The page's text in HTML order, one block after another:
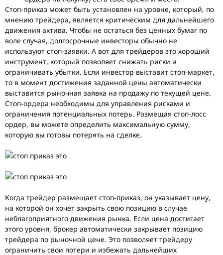
Стоп-приказ может быть установлен на уровне, который, по
мнению трейдера, является критическим для дальнейшего
движения актива. Чтобы не остаться без ценных бумаг по
воле случая, долгосрочные инвесторы обычно не
используют стоп-заявки. А вот для трейдеров это хороший
инструмент, который позволяет снижать риски и
ограничивать убытки. Если инвестор выставит стоп-маркет,
то в момент достижения заданной цены автоматически
выставится рыночная заявка на продажу по текущей цене.
Стоп-ордера необходимы для управления рисками и
ограничения потенциальных потерь. Размещая стоп-лосс
ордер, вы можете определить максимальную сумму,
которую вы готовы потерять на сделке.
Когда трейдер размещает стоп-приказ, он указывает цену,
на которой он хочет закрыть свою позицию в случае
неблагоприятного движения рынка. Если цена достигает
этого уровня, брокер автоматически закрывает позицию
трейдера по рыночной цене. Это позволяет трейдеру
ограничить свои потери и избежать дальнейших